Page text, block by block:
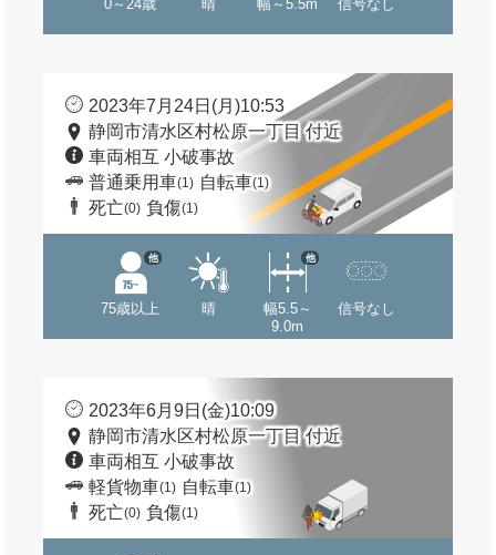
0～24歳 晴 幅～5.5m 信号なし
2023年7月24日(月)10:53
静岡市清水区村松原一丁目 付近
車両相互 小破事故
普通乗用車(1) 自転車(1)
死亡(0) 負傷(1)
75歳以上
他
晴
幅5.5～
9.0m
他
信号なし
2023年6月9日(金)10:09
静岡市清水区村松原一丁目 付近
車両相互 小破事故
軽貨物車(1) 自転車(1)
死亡(0) 負傷(1)